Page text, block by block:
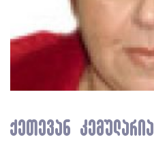
ქეთევან კემულარია